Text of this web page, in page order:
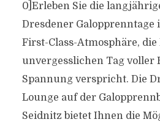
0]Erleben Sie die
Dresdener Galopprenntage
First-Class-Atmosphäre,
unvergesslichen Tag voller
Spannung verspricht. Die
Lounge auf der
Seidnitz bietet Ihnen die